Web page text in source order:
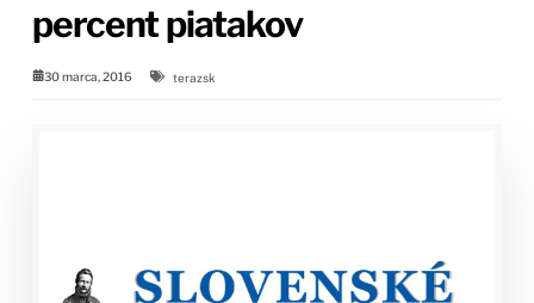
percent piatakov
30 marca, 2016 terazsk